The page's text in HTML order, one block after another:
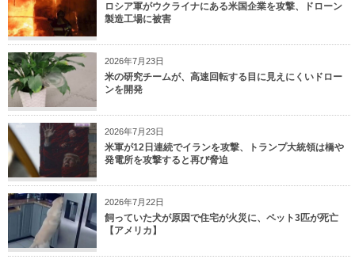
ロシア軍がウクライナにある米国企業を攻撃、ドローン
製造工場に被害
2026年7月23日
米の研究チームが、高速回転する目に見えにくいドロー
ンを開発
2026年7月23日
米軍が12日連続でイランを攻撃、トランプ大統領は橋や
発電所を攻撃すると再び脅迫
2026年7月22日
飼っていた犬が原因で住宅が火災に、ペット3匹が死亡
【アメリカ】